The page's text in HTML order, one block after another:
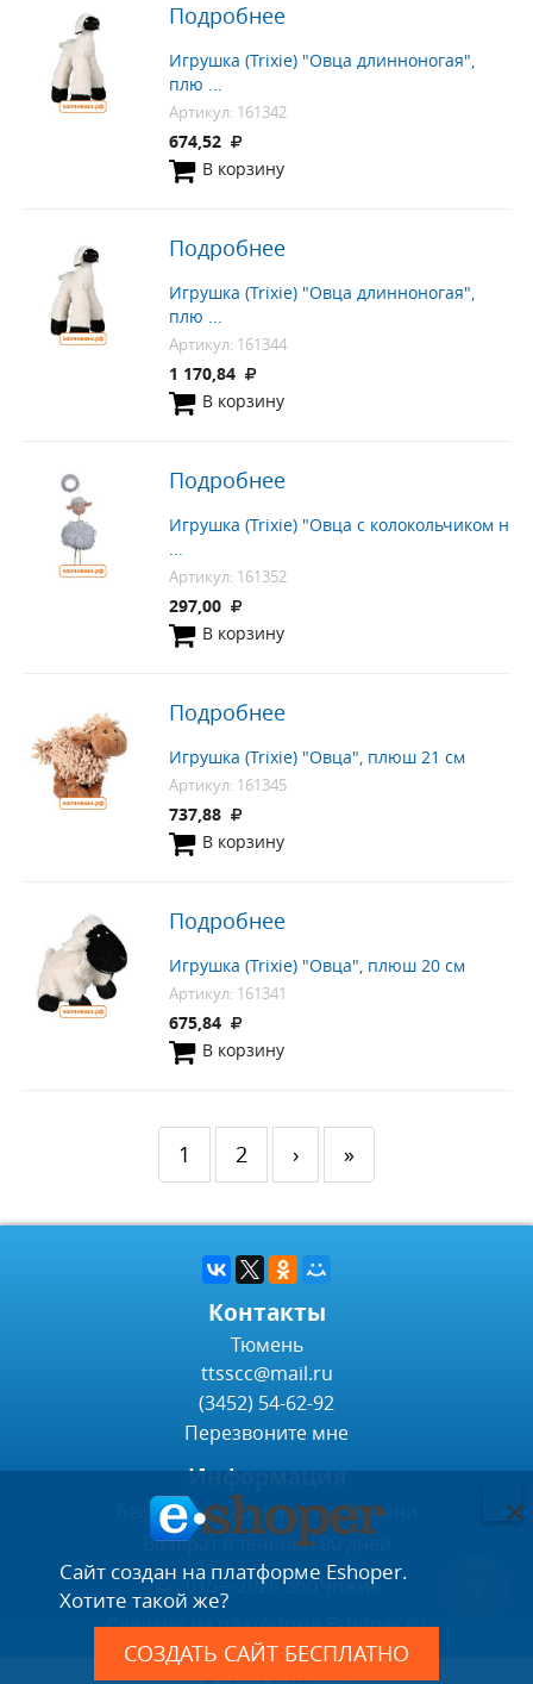
Подробнее
Игрушка (Trixie) "Овца длинноногая",
плю ...
Артикул: 161342
674,52
В корзину
Подробнее
Игрушка (Trixie) "Овца длинноногая",
плю ...
Артикул: 161344
1 170,84
В корзину
Подробнее
Игрушка (Trixie) "Овца с колокольчиком н
...
Артикул: 161352
297,00
В корзину
Подробнее
Игрушка (Trixie) "Овца", плюш 21 см
Артикул: 161345
737,88
В корзину
Подробнее
Игрушка (Trixie) "Овца", плюш 20 см
Артикул: 161341
675,84
В корзину
1 2 › »
Контакты
Тюмень
ttsscc@mail.ru
(3452) 54-62-92
Перезвоните мне
Информация
Бесплатная доставка по Тюмени
Возврат в течении 90 дней
© 2015—2026 ЗооЧижик
Сделано на платформеEshoper.ru
Сайт создан на платформе Eshoper.
Хотите такой же?
СОЗДАТЬ САЙТ БЕСПЛАТНО